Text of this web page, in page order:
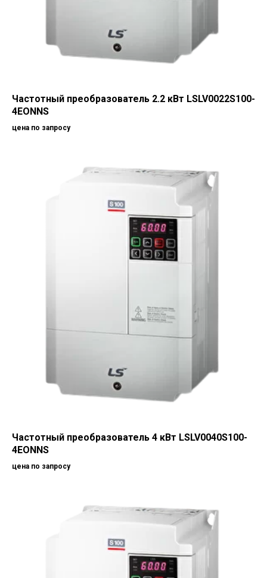
Частотный преобразователь 2.2 кВт LSLV0022S100-
4EONNS
цена по запросу
Частотный преобразователь 4 кВт LSLV0040S100-
4EONNS
цена по запросу